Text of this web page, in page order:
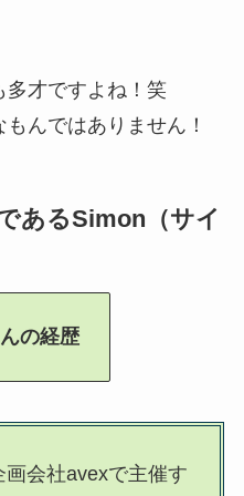
多才ですよね！笑
んではありません！
あるSimon（サイ
の経歴
会社avexで主催す